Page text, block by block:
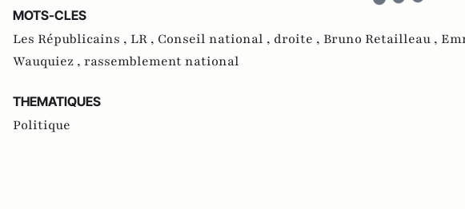
MOTS-CLES
Les Républicains , LR , Conseil national , droite , Bruno Retailleau ,
Wauquiez , rassemblement national
THEMATIQUES
Politique